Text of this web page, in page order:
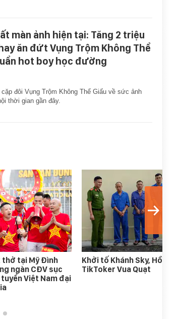
màn ảnh hiện tại: Tăng 2 triệu
ăn đứt Vụng Trộm Không Thể
hot boy học đường
đôi Vụng Trộm Không Thể Giấu về sức ảnh
thời gian gần đây.
tại Mỹ Đình
ngàn CĐV sục
Việt Nam đại
Khởi tố Khánh Sky, Hồ Văn
TikToker Vua Quạt